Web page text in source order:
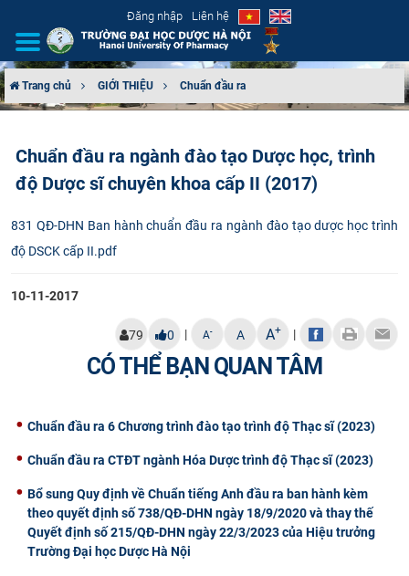
Đăng nhập Liên hệ
CƠ CẤU TỔ CHỨC
ĐÀO TẠO
ĐẢM BẢO CHẤT LƯỢNG
KHOA HỌC CÔNG NGHỆ
CỰU NGƯỜI HỌC
Trang chủ GIỚI THIỆU Chuẩn đầu ra
Chuẩn đầu ra ngành đào tạo Dược học, trình
độ Dược sĩ chuyên khoa cấp II (2017)
831 QĐ-DHN Ban hành chuẩn đầu ra ngành đào tạo dược học trình
độ DSCK cấp II.pdf
10-11-2017
79 0 | A- A A+ |
CÓ THỂ BẠN QUAN TÂM
Chuẩn đầu ra 6 Chương trình đào tạo trình độ Thạc sĩ (2023)
Chuẩn đầu ra CTĐT ngành Hóa Dược trình độ Thạc sĩ (2023)
Bổ sung Quy định về Chuẩn tiếng Anh đầu ra ban hành kèm
theo quyết định số 738/QĐ-DHN ngày 18/9/2020 và thay thế
Quyết định số 215/QĐ-DHN ngày 22/3/2023 của Hiệu trưởng
Trường Đại học Dược Hà Nội